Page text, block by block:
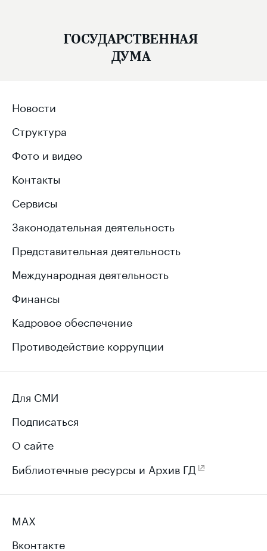
ГОСУДАРСТВЕННАЯ
ДУМА
Новости
Структура
Фото и видео
Контакты
Сервисы
Законодательная деятельность
Представительная деятельность
Международная деятельность
Финансы
Кадровое обеспечение
Противодействие коррупции
Для СМИ
Подписаться
О сайте
Библиотечные ресурсы и Архив ГД
MAX
Вконтакте